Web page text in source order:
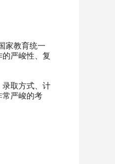
家教育统一
严峻性、复
录取方式、计
常严峻的考